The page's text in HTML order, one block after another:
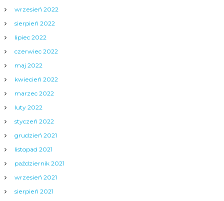
wrzesień 2022
sierpień 2022
lipiec 2022
czerwiec 2022
maj 2022
kwiecień 2022
marzec 2022
luty 2022
styczeń 2022
grudzień 2021
listopad 2021
październik 2021
wrzesień 2021
sierpień 2021